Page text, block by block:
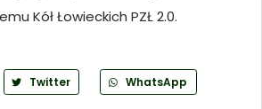
Kół Łowieckich PZŁ 2.0.
Twitter WhatsApp